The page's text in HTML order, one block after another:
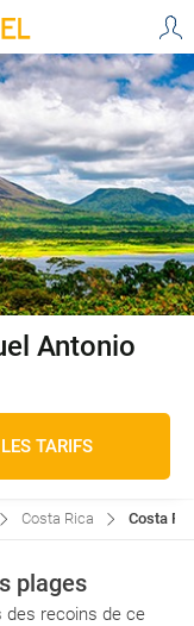
Antonio
TARIFS
Costa Rica Costa
plages
des recoins de ce